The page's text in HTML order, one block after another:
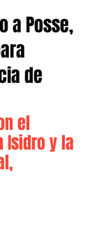
a Posse,
de
el
Isidro y la